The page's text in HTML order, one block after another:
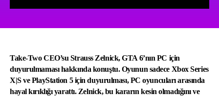
Take-Two CEO’su Strauss Zelnick, GTA 6’nın PC için
duyurulmaması hakkında konuştu. Oyunun sadece Xbox Series
X|S ve PlayStation 5 için duyurulması, PC oyuncuları arasında
hayal kırıklığı yarattı. Zelnick, bu kararın kesin olmadığını ve